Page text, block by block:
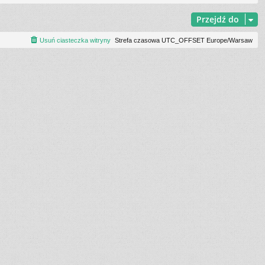
Przejdź do
Strefa czasowa UTC_OFFSET Europe/Warsaw
Usuń ciasteczka witryny